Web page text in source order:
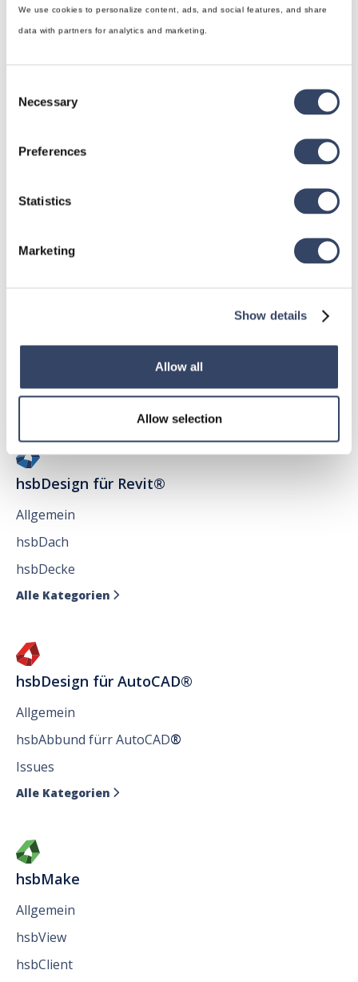
We use cookies to personalize content, ads, and social features, and share
data with partners for analytics and marketing.
Selection
Necessary
Preferences
Statistics
Marketing
Show details
Allow all
Allow selection
hsbDesign für Revit®
Allgemein
hsbDach
hsbDecke
Alle Kategorien 
hsbDesign für AutoCAD®
Allgemein
hsbAbbund fürr AutoCAD®
Issues
Alle Kategorien 
hsbMake
Allgemein
hsbView
hsbClient